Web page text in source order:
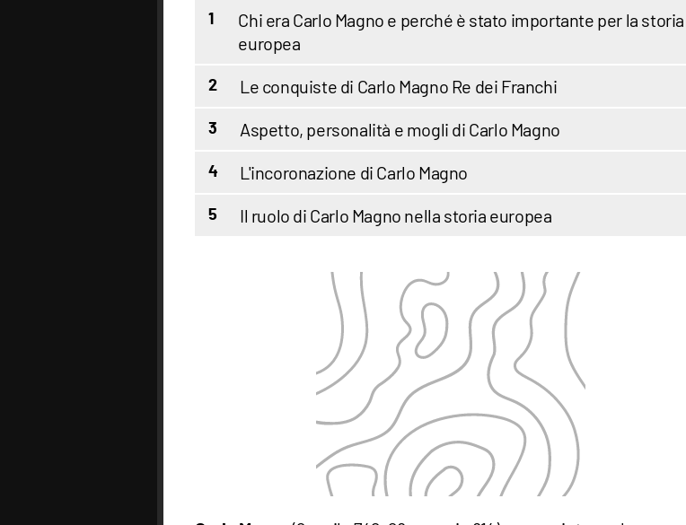
1
Chi era Carlo Magno e perché è stato importante per la storia
europea
2 Le conquiste di Carlo Magno Re dei Franchi
3 Aspetto, personalità e mogli di Carlo Magno
4 L'incoronazione di Carlo Magno
5 Il ruolo di Carlo Magno nella storia europea